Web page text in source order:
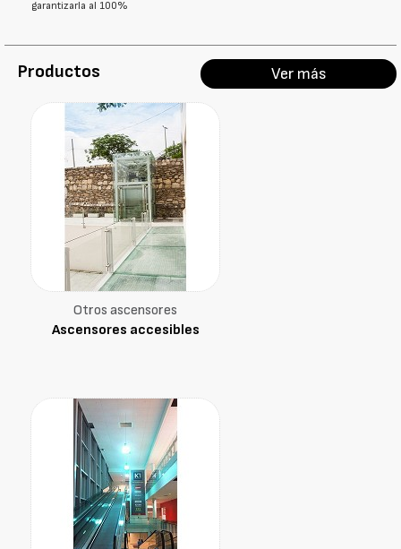
garantizarla al 100%
Productos Ver más
Otros ascensores
Ascensores accesibles